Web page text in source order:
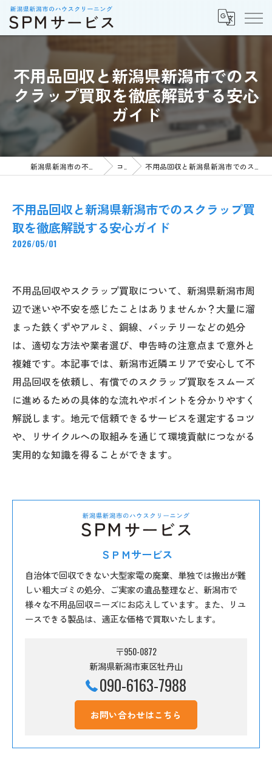
不用品回収と新潟県新潟市でのス
クラップ買取を徹底解説する安心
ガイド
コラム 不用品回収と新潟県新潟市でのスクラップ買取を徹底解説する安心ガイド
不用品回収と新潟県新潟市でのスクラップ買
取を徹底解説する安心ガイド
2026/05/01
不用品回収やスクラップ買取について、新潟県新潟市周
辺で迷いや不安を感じたことはありませんか？大量に溜
まった鉄くずやアルミ、銅線、バッテリーなどの処分
は、適切な方法や業者選び、申告時の注意点まで意外と
複雑です。本記事では、新潟市近隣エリアで安心して不
用品回収を依頼し、有償でのスクラップ買取をスムーズ
に進めるための具体的な流れやポイントを分かりやすく
解説します。地元で信頼できるサービスを選定するコツ
や、リサイクルへの取組みを通じて環境貢献につながる
実用的な知識を得ることができます。
ＳＰＭサービス
自治体で回収できない大型家電の廃棄、単独では搬出が難
しい粗大ゴミの処分、ご実家の遺品整理など、新潟市で
様々な不用品回収ニーズにお応えしています。また、リユ
ースできる製品は、適正な価格で買取いたします。
〒950-0872
新潟県新潟市東区牡丹山
090-6163-7988
お問い合わせはこちら